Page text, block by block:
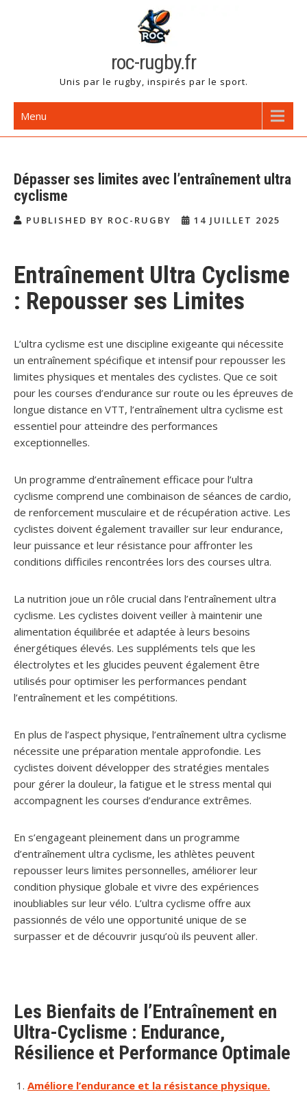
roc-rugby.fr
Unis par le rugby, inspirés par le sport.
Menu
Dépasser ses limites avec l’entraînement ultra
cyclisme
PUBLISHED BY ROC-RUGBY 14 JUILLET 2025
Entraînement Ultra Cyclisme
: Repousser ses Limites
L’ultra cyclisme est une discipline exigeante qui nécessite
un entraînement spécifique et intensif pour repousser les
limites physiques et mentales des cyclistes. Que ce soit
pour les courses d’endurance sur route ou les épreuves de
longue distance en VTT, l’entraînement ultra cyclisme est
essentiel pour atteindre des performances
exceptionnelles.
Un programme d’entraînement efficace pour l’ultra
cyclisme comprend une combinaison de séances de cardio,
de renforcement musculaire et de récupération active. Les
cyclistes doivent également travailler sur leur endurance,
leur puissance et leur résistance pour affronter les
conditions difficiles rencontrées lors des courses ultra.
La nutrition joue un rôle crucial dans l’entraînement ultra
cyclisme. Les cyclistes doivent veiller à maintenir une
alimentation équilibrée et adaptée à leurs besoins
énergétiques élevés. Les suppléments tels que les
électrolytes et les glucides peuvent également être
utilisés pour optimiser les performances pendant
l’entraînement et les compétitions.
En plus de l’aspect physique, l’entraînement ultra cyclisme
nécessite une préparation mentale approfondie. Les
cyclistes doivent développer des stratégies mentales
pour gérer la douleur, la fatigue et le stress mental qui
accompagnent les courses d’endurance extrêmes.
En s’engageant pleinement dans un programme
d’entraînement ultra cyclisme, les athlètes peuvent
repousser leurs limites personnelles, améliorer leur
condition physique globale et vivre des expériences
inoubliables sur leur vélo. L’ultra cyclisme offre aux
passionnés de vélo une opportunité unique de se
surpasser et de découvrir jusqu’où ils peuvent aller.
Les Bienfaits de l’Entraînement en
Ultra-Cyclisme : Endurance,
Résilience et Performance Optimale
Améliore l’endurance et la résistance physique.